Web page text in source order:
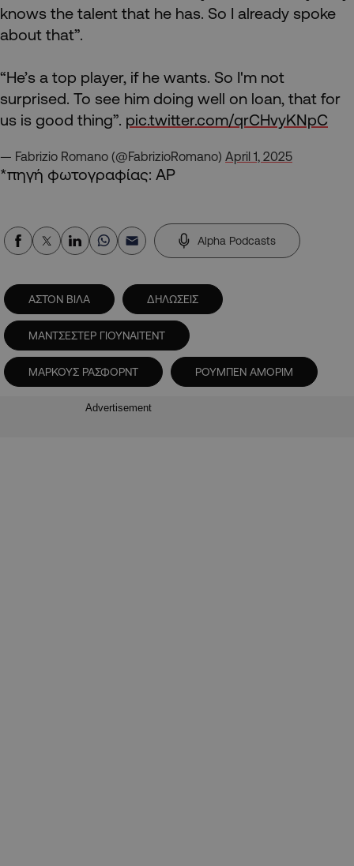
knows the talent that he has. So I already spoke
about that”.
“He’s a top player, if he wants. So I'm not
surprised. To see him doing well on loan, that for
us is good thing”. pic.twitter.com/qrCHvyKNpC
— Fabrizio Romano (@FabrizioRomano) April 1, 2025
*πηγή φωτογραφίας: AP
Alpha Podcasts
ΑΣΤΟΝ ΒΙΛΑ ΔΗΛΩΣΕΙΣ
ΜΑΝΤΣΕΣΤΕΡ ΓΙΟΥΝΑΙΤΕΝΤ
ΜΑΡΚΟΥΣ ΡΑΣΦΟΡΝΤ ΡΟΥΜΠΕΝ ΑΜΟΡΙΜ
Advertisement